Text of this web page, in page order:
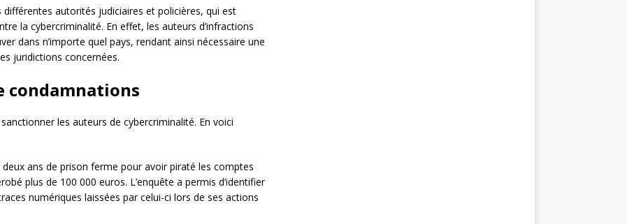
autorités judiciaires et policières, qui est
la cybercriminalité. En effet, les auteurs d’infractions
dans n’importe quel pays, rendant ainsi nécessaire une
juridictions concernées.
condamnations
les auteurs de cybercriminalité. En voici
ans de prison ferme pour avoir piraté les comptes
plus de 100 000 euros. L’enquête a permis d’identifier
numériques laissées par celui-ci lors de ses actions